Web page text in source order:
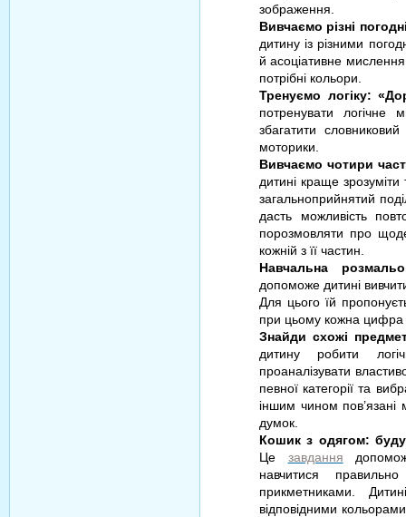
зображення.
Вивчаємо різні
дитину із різними
й асоціативне
потрібні кольори.
Тренуємо логіку:
потренувати
збагатити
моторики.
Вивчаємо чотири
дитині краще
загальноприйнятий
дасть можливість
порозмовляти про
кожній з її частин.
Навчальна
допоможе дитині
Для цього їй
при цьому кожна цифра
Знайди схожі
дитину робити
проаналізувати
певної категорії та
іншим чином
думок.
Кошик з одягом:
Це завдання
навчитися
прикметниками.
відповідними